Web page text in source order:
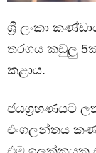
ශ්‍රී ලංකා
තරගය කඩුලු
කළාය.
ජයග්‍රහණයට
එංගලන්තය